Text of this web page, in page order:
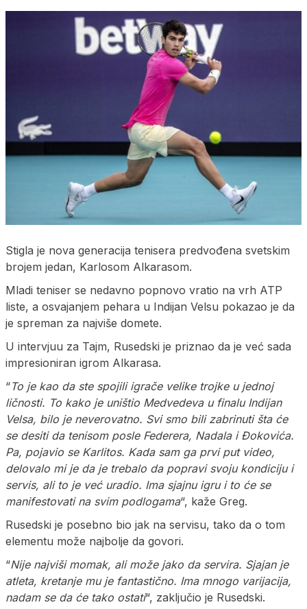
Stigla je nova generacija tenisera predvođena svetskim
brojem jedan, Karlosom Alkarasom.
Mladi teniser se nedavno popnovo vratio na vrh ATP
liste, a osvajanjem pehara u Indijan Velsu pokazao je da
je spreman za najviše domete.
U intervjuu za Tajm, Rusedski je priznao da je već sada
impresioniran igrom Alkarasa.
“To je kao da ste spojili igrače velike trojke u jednoj
ličnosti. To kako je uništio Medvedeva u finalu Indijan
Velsa, bilo je neverovatno. Svi smo bili zabrinuti šta će
se desiti da tenisom posle Federera, Nadala i Đokovića.
Pa, pojavio se Karlitos. Kada sam ga prvi put video,
delovalo mi je da je trebalo da popravi svoju kondiciju i
servis, ali to je već uradio. Ima sjajnu igru i to će se
manifestovati na svim podlogama“, kaže Greg.
Rusedski je posebno bio jak na servisu, tako da o tom
elementu može najbolje da govori.
“Nije najviši momak, ali može jako da servira. Sjajan je
atleta, kretanje mu je fantastično. Ima mnogo varijacija,
nadam se da će tako ostati“, zaključio je Rusedski.